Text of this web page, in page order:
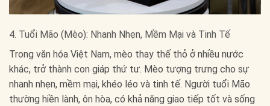
4. Tuổi Mão (Mèo): Nhanh Nhẹn, Mềm Mại và Tinh Tế
Trong văn hóa Việt Nam, mèo thay thế thỏ ở nhiều nước
khác, trở thành con giáp thứ tư. Mèo tượng trưng cho sự
nhanh nhẹn, mềm mại, khéo léo và tinh tế. Người tuổi Mão
thường hiền lành, ôn hòa, có khả năng giao tiếp tốt và sống